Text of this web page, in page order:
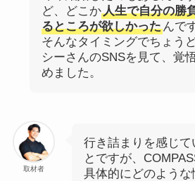
ど、どこか人生で自分の勝
るところが欲しかったんで
そんなタイミングでちょう
シーさんのSNSを見て、覚
めました。
取材者
行き詰まりを感じて
とですが、
具体的にどのような